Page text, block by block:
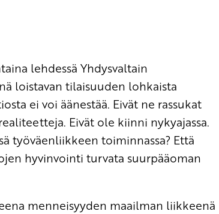
lehdessä Yhdysvaltain
loistavan tilaisuuden lohkaista
ei voi äänestää. Eivät ne rassukat
Eivät ole kiinni nykyajassa.
työväenliikkeen toiminnassa? Että
hyvinvointi turvata suurpääoman
menneisyyden maailman liikkeenä